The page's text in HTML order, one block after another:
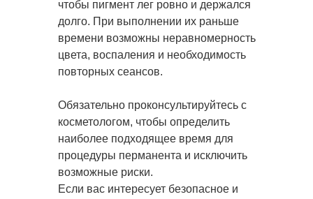
чтобы пигмент лег ровно и держался
долго. При выполнении их раньше
времени возможны неравномерность
цвета, воспаления и необходимость
повторных сеансов.
Обязательно проконсультируйтесь с
косметологом, чтобы определить
наиболее подходящее время для
процедуры перманента и исключить
возможные риски.
Если вас интересует безопасное и